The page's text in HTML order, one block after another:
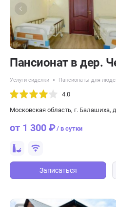
Пансионат в дер.
Услуги сиделки Пансионаты для
4.0
Московская область, г. Балашиха,
от 1 300 ₽/ в сутки
Записаться